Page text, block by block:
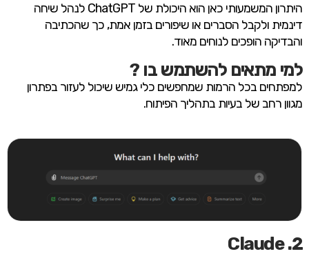
היתרון המשמעותי כאן הוא היכולת של ChatGPT לנהל שיחה
דינמית ולקבל הסברים או שיפורים בזמן אמת, כך שהכתיבה
והבדיקה הופכים לנוחים מאוד.
למי מתאים להשתמש בו ?
למפתחים בכל הרמות שמחפשים כלי גמיש שיכול לעזור בפתרון
מגוון רחב של בעיות בתהליך הפיתוח.
2. Claude